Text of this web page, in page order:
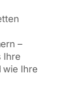
–
Ihre
wie Ihre